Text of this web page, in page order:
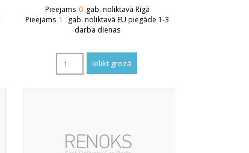
Pieejams 0 gab. noliktavā Rīgā
Pieejams 1
gab. noliktavā EU piegāde 1-3
darba dienas